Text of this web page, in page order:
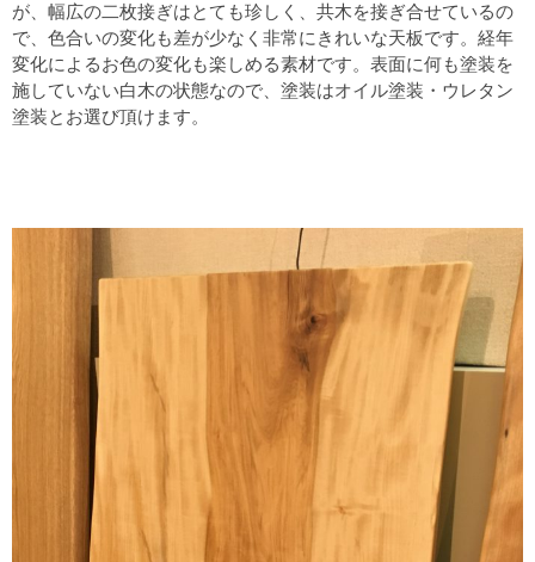
が、幅広の二枚接ぎはとても珍しく、共木を接ぎ合せているの
で、色合いの変化も差が少なく非常にきれいな天板です。経年
変化によるお色の変化も楽しめる素材です。表面に何も塗装を
施していない白木の状態なので、塗装はオイル塗装・ウレタン
塗装とお選び頂けます。